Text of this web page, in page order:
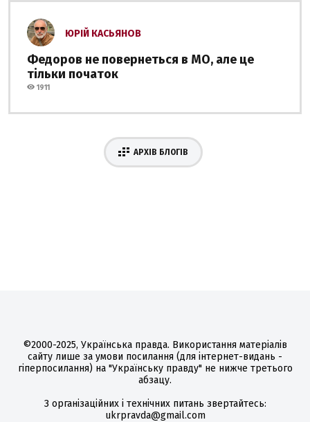
ЮРІЙ КАСЬЯНОВ
Федоров не повернеться в МО, але це
тільки початок
1911
АРХІВ БЛОГІВ
©2000-2025, Українська правда. Використання матеріалів
сайту лише за умови посилання (для інтернет-видань -
гіперпосилання) на "Українську правду" не нижче третього
абзацу.
З організаційних і технічних питань звертайтесь:
ukrpravda@gmail.com